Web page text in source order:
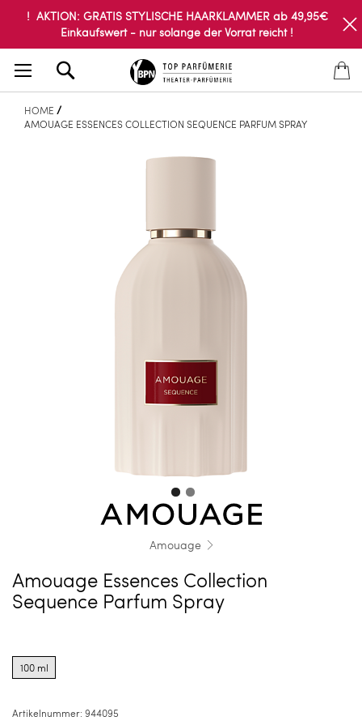
! AKTION: GRATIS STYLISCHE HAARKLAMMER ab 49,95€
Einkaufswert - nur solange der Vorrat reicht !
HOME
AMOUAGE ESSENCES COLLECTION SEQUENCE PARFUM SPRAY
Amouage
Amouage Essences Collection
Sequence Parfum Spray
options
for
100 ml
Artikelnummer: 944095